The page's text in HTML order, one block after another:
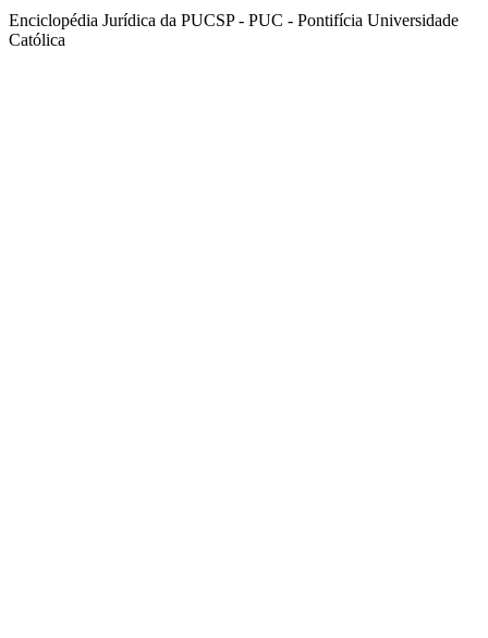
e
Enciclopédia Jurídica da PUCSP - PUC - Pontifícia Universidade
Católica